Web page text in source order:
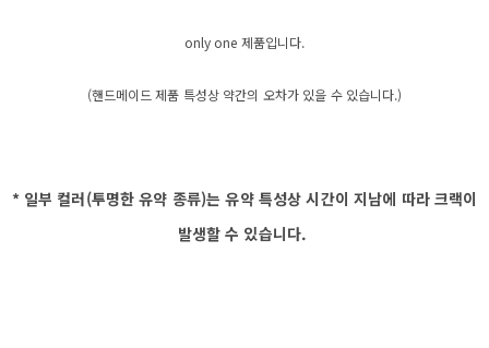
only one 제품입니다.
(핸드메이드 제품 특성상 약간의 오차가 있을 수 있습니다.)
* 일부 컬러(투명한 유약 종류)는 유약 특성상 시간이 지남에 따라 크랙이
발생할 수 있습니다.